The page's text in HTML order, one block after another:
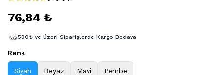
76,84 ₺
500₺ ve Üzeri Siparişlerde Kargo Bedava
Renk
Siyah Beyaz Mavi Pembe